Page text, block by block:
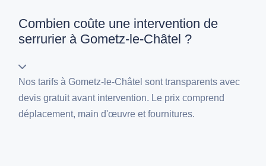
Combien coûte une intervention de
serrurier à Gometz-le-Châtel ?
Nos tarifs à Gometz-le-Châtel sont transparents avec
devis gratuit avant intervention. Le prix comprend
déplacement, main d'œuvre et fournitures.